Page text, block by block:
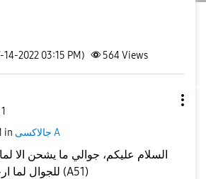
2022 03:15 PM) 564Views
in جالاكسى A
السلام عليكم، جوالي ما يشحن الا
للجوال لما ارجع الغطى ما يشحن (A51)